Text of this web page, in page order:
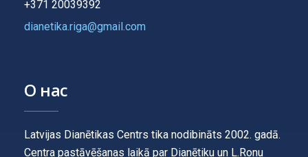
+371 20039392
dianetika.riga@gmail.com
О нас
Latvijas Dianētikas Centrs tika nodibināts 2002. gadā.
Centra pastāvēšanas laikā par Dianētiku un L.Ronu